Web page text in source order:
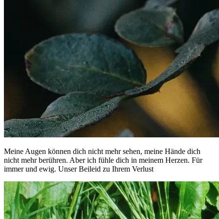
Meine Augen können dich nicht mehr sehen, meine Hände dich
nicht mehr berühren. Aber ich fühle dich in meinem Herzen. Für
immer und ewig. Unser Beileid zu Ihrem Verlust